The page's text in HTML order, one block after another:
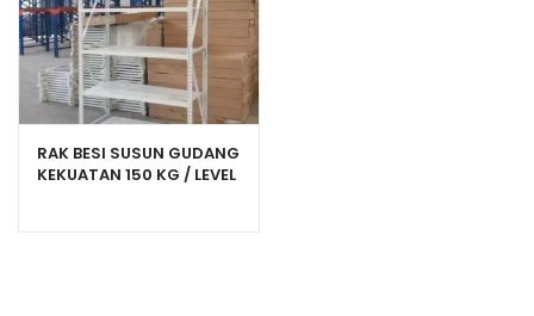
RAK BESI SUSUN GUDANG
KEKUATAN 150 KG / LEVEL